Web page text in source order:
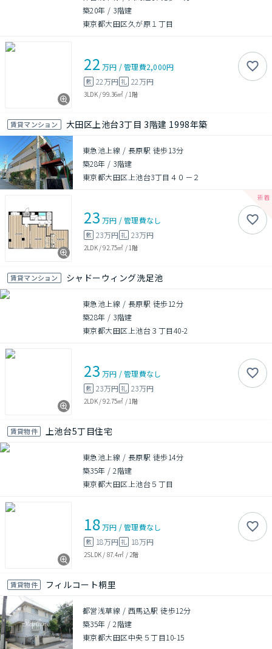
築20年 / 3階建
東京都大田区久が原１丁目
22 万円 /管理費2,000円
敷 22万円 礼 22万円
3LDK/99.36㎡ / 1階
賃貸マンション 大田区上池台3丁目 3階建 1998年築
東急池上線 / 長原駅 徒歩13分
築28年 / 3階建
東京都大田区上池台3丁目４０－２
23 万円 /管理費なし
敷 23万円 礼 23万円
2LDK/92.75㎡ / 1階
賃貸マンション シャドーウィング洗足池
東急池上線 / 長原駅 徒歩12分
築28年 / 3階建
東京都大田区上池台３丁目40-2
23 万円 /管理費なし
敷 23万円 礼 23万円
2LDK/92.75㎡ / 1階
賃貸物件 上池台5丁目住宅
東急池上線 / 長原駅 徒歩14分
築35年 /2階建
東京都大田区上池台５丁目
18万円 /管理費なし
敷 18万円 礼 18万円
2SLDK / 87.4㎡ / 2階
賃貸物件 フィルコート桐里
都営浅草線 / 西馬込駅 徒歩12分
築35年 /2階建
東京都大田区中央５丁目10-15